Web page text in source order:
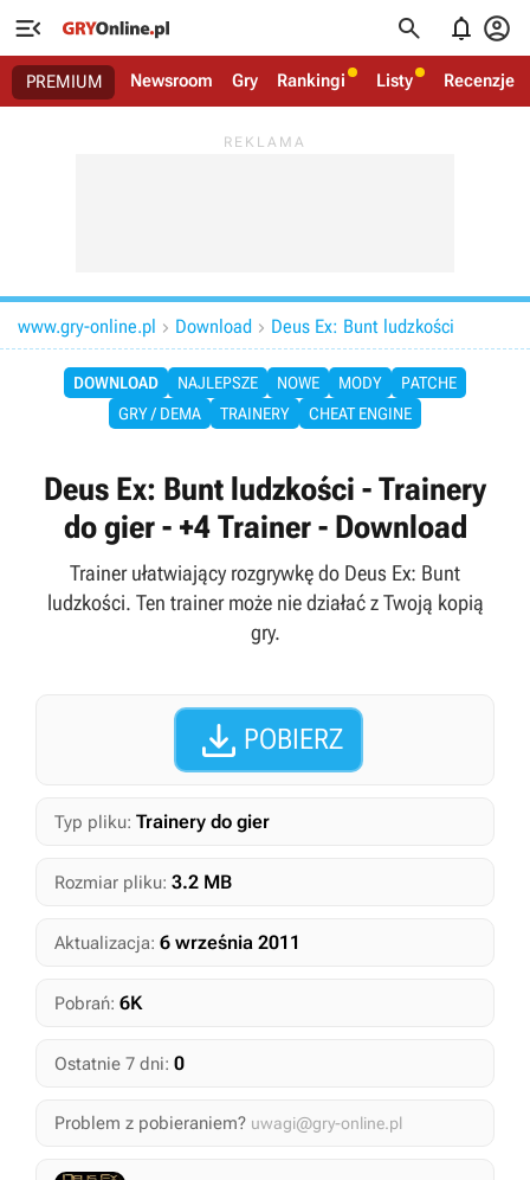
   
PREMIUM Newsroom Gry Rankingi Listy Recenzje
www.gry-online.pl  Download  Deus Ex: Bunt ludzkości
DOWNLOAD NAJLEPSZE NOWE MODY
PATCHE
GRY / DEMA
TRAINERY CHEAT ENGINE
Deus Ex: Bunt ludzkości - Trainery
do gier - +4 Trainer - Download
Trainer ułatwiający rozgrywkę do Deus Ex: Bunt
ludzkości. Ten trainer może nie działać z Twoją kopią
gry.
 POBIERZ
Typ pliku: Trainery do gier
Rozmiar pliku: 3.2 MB
Aktualizacja: 6 września 2011
Pobrań: 6K
Ostatnie 7 dni: 0
Problem z pobieraniem? uwagi@gry-online.pl